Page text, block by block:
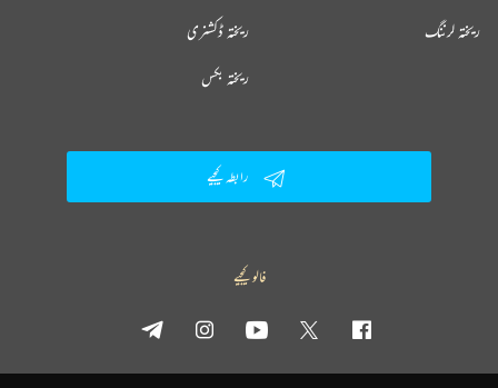
ریختہ ڈکشنری ریختہ لرننگ
ریختہ بکس
رابطہ کیجیے
فالو کیجیے